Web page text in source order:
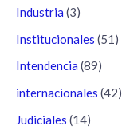
Industria (3)
Institucionales (51)
Intendencia (89)
internacionales (42)
Judiciales (14)